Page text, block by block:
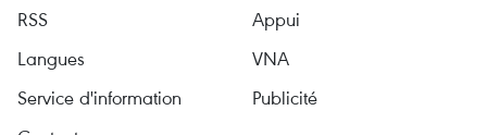
RSS
Appui
Langues
VNA
Service d'information
Publicité